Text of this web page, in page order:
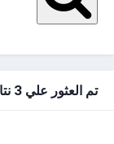
تم العثور علي 3 نتائج